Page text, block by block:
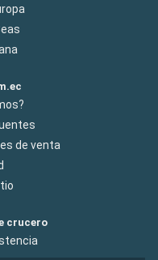
de venta
crucero